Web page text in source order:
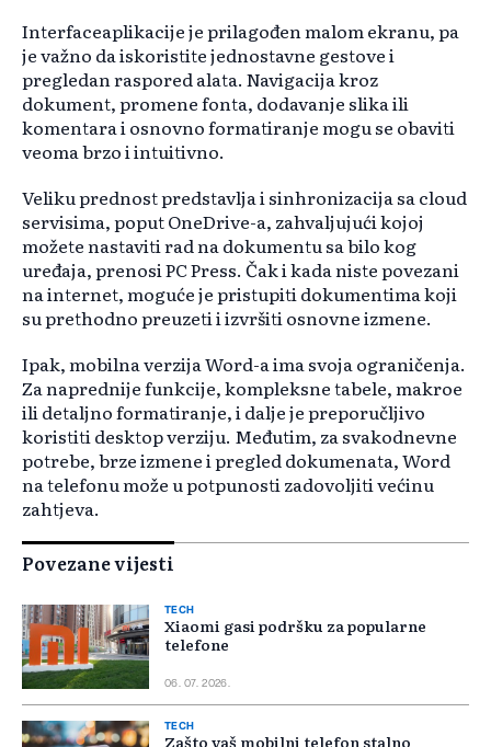
Interfaceaplikacije je prilagođen malom ekranu, pa
je važno da iskoristite jednostavne gestove i
pregledan raspored alata. Navigacija kroz
dokument, promene fonta, dodavanje slika ili
komentara i osnovno formatiranje mogu se obaviti
veoma brzo i intuitivno.
Veliku prednost predstavlja i sinhronizacija sa cloud
servisima, poput OneDrive-a, zahvaljujući kojoj
možete nastaviti rad na dokumentu sa bilo kog
uređaja, prenosi PC Press. Čak i kada niste povezani
na internet, moguće je pristupiti dokumentima koji
su prethodno preuzeti i izvršiti osnovne izmene.
Ipak, mobilna verzija Word-a ima svoja ograničenja.
Za naprednije funkcije, kompleksne tabele, makroe
ili detaljno formatiranje, i dalje je preporučljivo
koristiti desktop verziju. Međutim, za svakodnevne
potrebe, brze izmene i pregled dokumenata, Word
na telefonu može u potpunosti zadovoljiti većinu
zahtjeva.
Povezane vijesti
TECH
Xiaomi gasi podršku za popularne
telefone
06. 07. 2026.
TECH
Zašto vaš mobilni telefon stalno